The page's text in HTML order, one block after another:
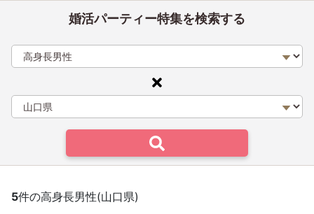
婚活パーティー特集を検索する
5件の高身長男性(山口県)